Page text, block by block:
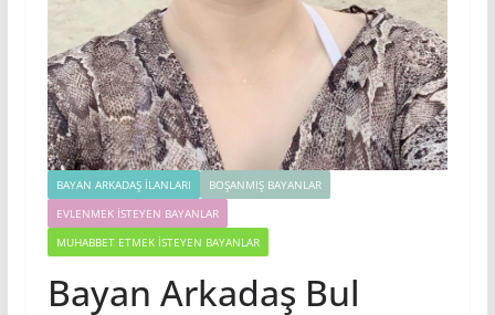
BAYAN ARKADAŞ İLANLARI
BOŞANMIŞ BAYANLAR
EVLENMEK İSTEYEN BAYANLAR
MUHABBET ETMEK İSTEYEN BAYANLAR
Bayan Arkadaş Bul